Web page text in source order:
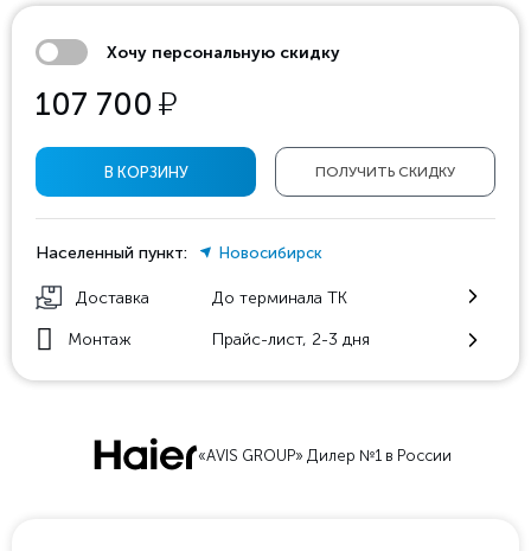
Хочу персональную скидку
107 700 у
ПОЛУЧИТЬ СКИДКУ
В КОРЗИНУ
Населенный пункт: Новосибирск
Доставка До терминала ТК
Монтаж Прайс-лист, 2-3 дня
«AVIS GROUP» Дилер №1 в России